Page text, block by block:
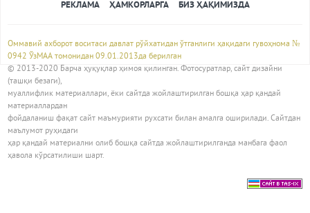
РЕКЛАМА ҲАМКОРЛАРГА БИЗ ҲАҚИМИЗДА
Оммавий ахборот воситаси давлат рўйхатидан ўтганлиги ҳақидаги гувоҳнома №
0942 ЎзМАА томонидан 09.01.2013да берилган
© 2013-2020 Барча ҳуқуқлар ҳимоя қилинган. Фотосуратлар, сайт дизайни
(ташқи безаги),
муаллифлик материаллари, ёки сайтда жойлаштирилган бошқа ҳар қандай
материаллардан
фойдаланиш фақат сайт маъмурияти рухсати билан амалга оширилади. Сайтдан
маълумот руҳидаги
ҳар қандай материални олиб бошқа сайтда жойлаштирилганда манбага фаол
ҳавола кўрсатилиши шарт.